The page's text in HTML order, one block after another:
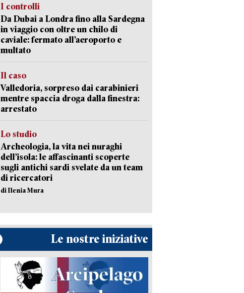
I controlli
Da Dubai a Londra fino alla Sardegna
in viaggio con oltre un chilo di
caviale: fermato all’aeroporto e
multato
Il caso
Valledoria, sorpreso dai carabinieri
mentre spaccia droga dalla finestra:
arrestato
Lo studio
Archeologia, la vita nei nuraghi
dell’isola: le affascinanti scoperte
sugli antichi sardi svelate da un team
di ricercatori
di Ilenia Mura
Le nostre iniziative